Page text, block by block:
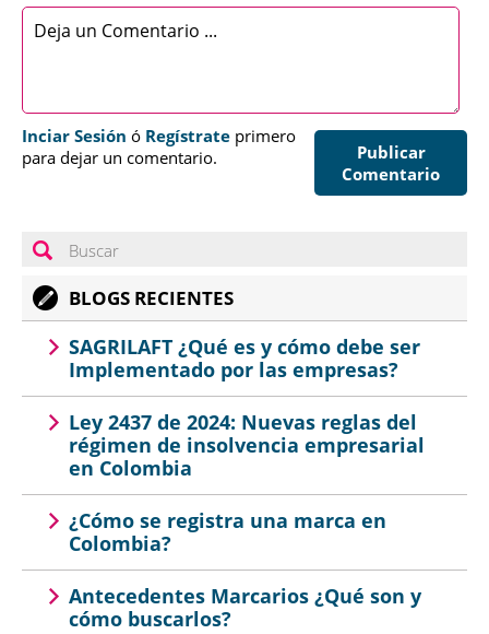
Publicar
Comentario
Inciar Sesión ó Regístrate primero
para dejar un comentario.
BLOGS RECIENTES
SAGRILAFT ¿Qué es y cómo debe ser
Implementado por las empresas?
Ley 2437 de 2024: Nuevas reglas del
régimen de insolvencia empresarial
en Colombia
¿Cómo se registra una marca en
Colombia?
Antecedentes Marcarios ¿Qué son y
cómo buscarlos?